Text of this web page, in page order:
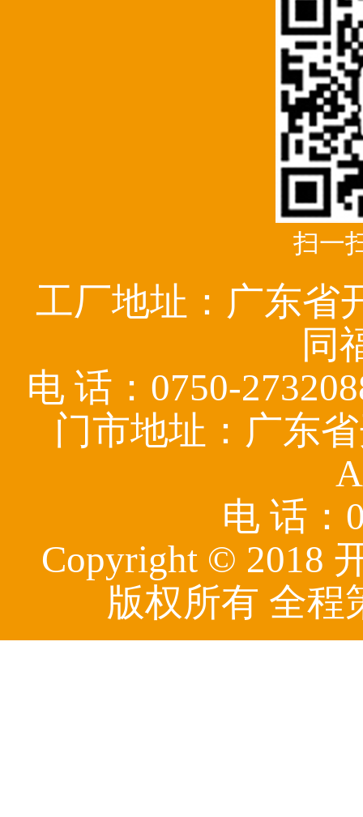
扫一
工厂地址：广东省
同
电 话：0750-
门市地址：广东
电 话：
Copyright © 2018
版权所有 全程